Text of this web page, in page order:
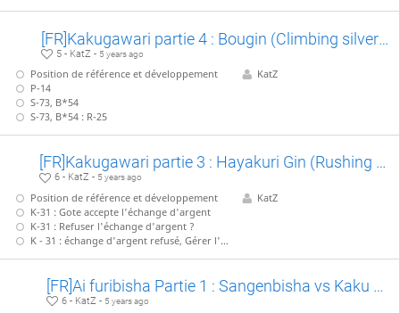
[FR]Kakugawari partie 4 : Bougin (Climbing silver) vs Hayakuri Gin (Rushing silver)
5 - KatZ - 5 years ago
Position de référence et développement
P-14
S-73, B*54
S-73, B*54 : R-25
KatZ
[FR]Kakugawari partie 3 : Hayakuri Gin (Rushing silver) vs Koshikake Gin (reclining silver)
6 - KatZ - 5 years ago
Position de référence et développement
K-31 : Gote accepte l'échange d'argent
K-31 : Refuser l'échange d'argent ?
K - 31 : échange d'argent refusé, Gérer l'attaque sur l'argent : S-44 ?
KatZ
[FR]Ai furibisha Partie 1 : Sangenbisha vs Kaku Koukan Shikenbisha
6 - KatZ - 5 years ago